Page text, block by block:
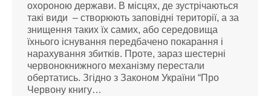
охороною держави. В місцях, де зустрічаються
такі види – створюють заповідні території, а за
знищення таких їх самих, або середовища
їхнього існування передбачено покарання і
нарахування збитків. Проте, зараз шестерні
червонокнижного механізму перестали
обертатись. Згідно з Законом України “Про
Червону книгу…